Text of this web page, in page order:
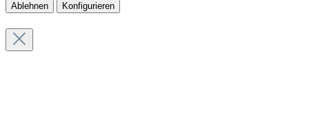
Ablehnen Konfigurieren